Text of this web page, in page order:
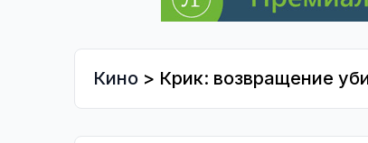
Кино > Крик: возвращение